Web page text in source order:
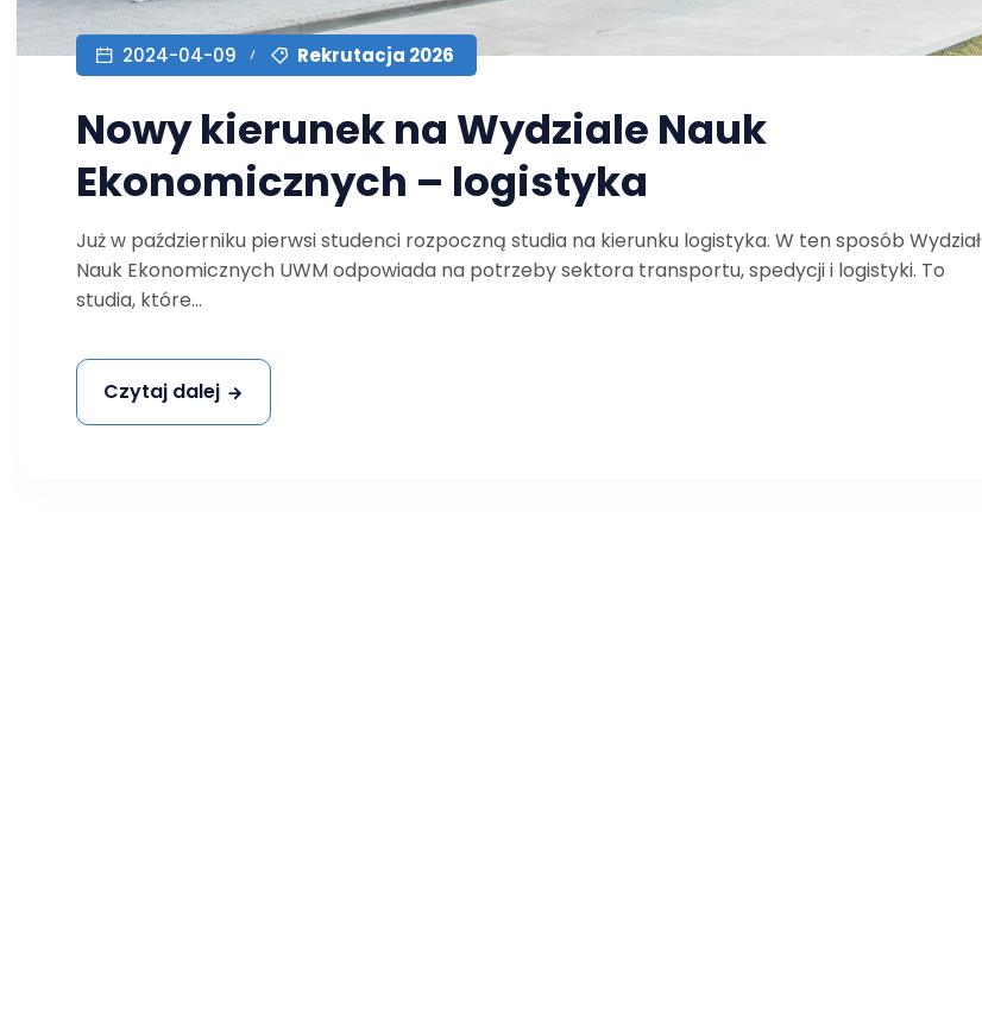
2024-04-09 Rekrutacja 2026
Nowy kierunek na Wydziale Nauk
Ekonomicznych – logistyka
Już w październiku pierwsi studenci rozpoczną studia na kierunku logistyka. W ten sposób Wydział
Nauk Ekonomicznych UWM odpowiada na potrzeby sektora transportu, spedycji i logistyki. To
studia, które...
Czytaj dalej